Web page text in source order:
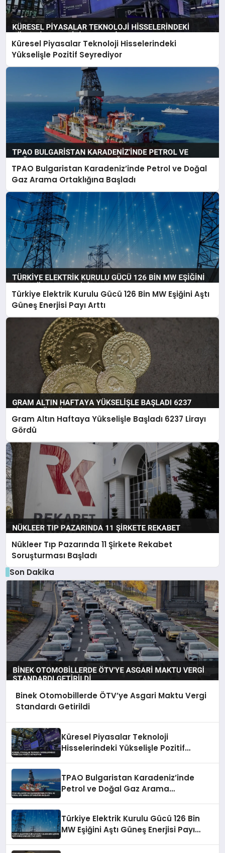
Küresel Piyasalar Teknoloji Hisselerindeki
Yükselişle Pozitif Seyrediyor
TPAO Bulgaristan Karadeniz’inde Petrol ve Doğal
Gaz Arama Ortaklığına Başladı
Türkiye Elektrik Kurulu Gücü 126 Bin MW Eşiğini Aştı
Güneş Enerjisi Payı Arttı
Gram Altın Haftaya Yükselişle Başladı 6237 Lirayı
Gördü
Nükleer Tıp Pazarında 11 Şirkete Rekabet
Soruşturması Başladı
Son Dakika
Binek Otomobillerde ÖTV’ye Asgari Maktu Vergi
Standardı Getirildi
Küresel Piyasalar Teknoloji
Hisselerindeki Yükselişle Pozitif
TPAO Bulgaristan Karadeniz’inde
Petrol ve Doğal Gaz Arama
Türkiye Elektrik Kurulu Gücü 126 Bin
MW Eşiğini Aştı Güneş Enerjisi Payı